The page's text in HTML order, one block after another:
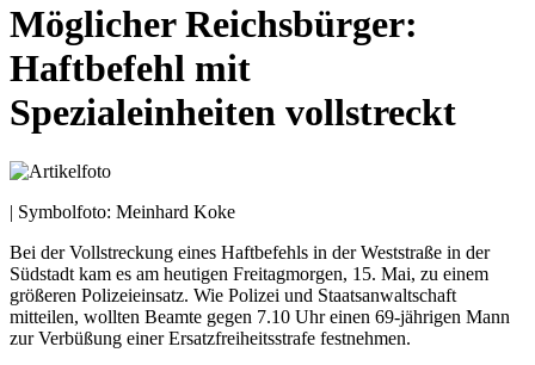
Möglicher Reichsbürger:
Haftbefehl mit
Spezialeinheiten vollstreckt
| Symbolfoto: Meinhard Koke
Bei der Vollstreckung eines Haftbefehls in der Weststraße in der
Südstadt kam es am heutigen Freitagmorgen, 15. Mai, zu einem
größeren Polizeieinsatz. Wie Polizei und Staatsanwaltschaft
mitteilen, wollten Beamte gegen 7.10 Uhr einen 69-jährigen Mann
zur Verbüßung einer Ersatzfreiheitsstrafe festnehmen.